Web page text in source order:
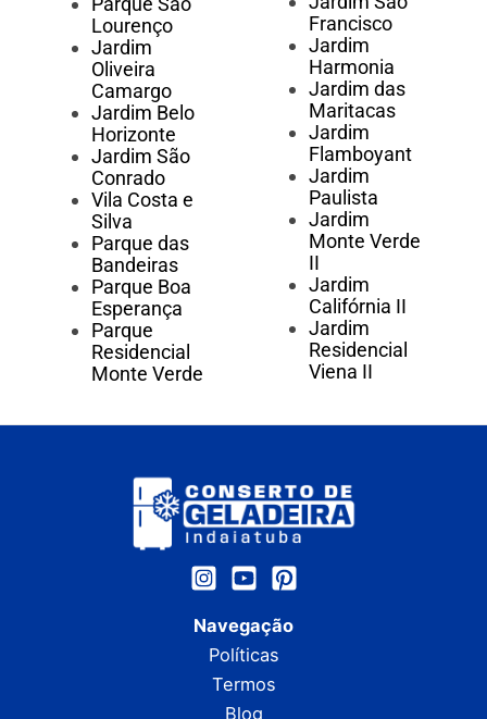
Lourenço
Jardim
Oliveira
Camargo
Jardim Belo
Horizonte
Jardim São
Conrado
Vila Costa e
Silva
Parque das
Bandeiras
Parque Boa
Esperança
Parque
Residencial
Monte Verde
Francisco
Jardim
Harmonia
Jardim das
Maritacas
Jardim
Flamboyant
Jardim
Paulista
Jardim
Monte Verde
II
Jardim
Califórnia II
Jardim
Residencial
Viena II
Navegação
Políticas
Termos
Blog